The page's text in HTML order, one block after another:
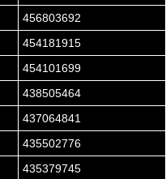
456803692
454181915
454101699
438505464
437064841
435502776
435379745